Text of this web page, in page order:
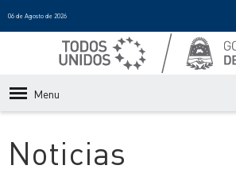
06 de Agosto de 2026
Menu
Noticias